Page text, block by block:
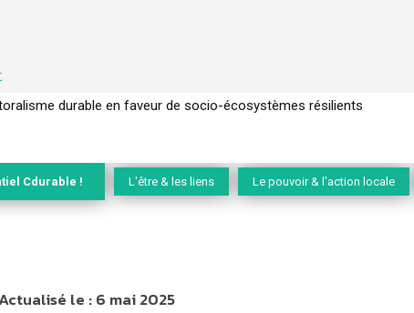
pour un modèle économique régénératif du vivant …
Cdurable ! L'être & les liens Le pouvoir & l'action locale
le :6 mai 2025